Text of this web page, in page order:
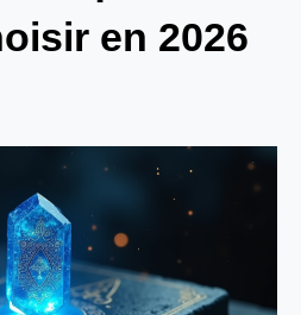
en 2026